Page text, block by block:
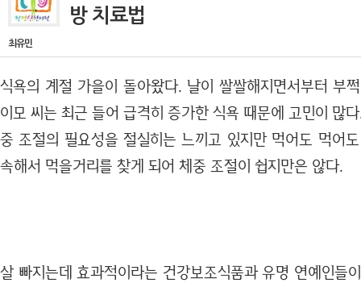
방 치료법
최유민
식욕의 계절 가을이 돌아왔다. 날이 쌀쌀해지면서부터 부
이모 씨는 최근 들어 급격히 증가한 식욕 때문에 고민이 많
중 조절의 필요성을 절실히는 느끼고 있지만 먹어도 먹어
속해서 먹을거리를 찾게 되어 체중 조절이 쉽지만은 않다.
살 빠지는데 효과적이라는 건강보조식품과 유명 연예인들